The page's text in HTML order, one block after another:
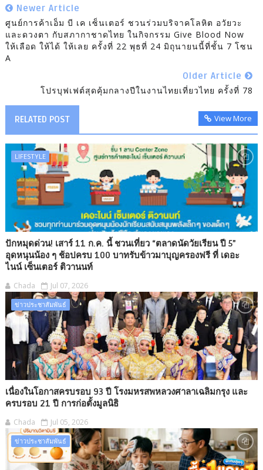
Newer Article
ศูนย์การค้าเอ็ม บี เค เซ็นเตอร์ ชวนร่วมบริจาคโลหิต อวัยวะ
และดวงตา กับสภากาชาดไทย ในกิจกรรม Give Blood Now
ให้เลือด ให้ได้ ให้เลย ครั้งที่ 22 พุธที่ 24 มิถุนายนนี้ที่ชั้น 7 โซน
A
Older Article
โปรบุฟเฟต์สุดคุ้มกลางปีในงานไทยเที่ยวไทย ครั้งที่ 78
RELATED POST View More
LIFESTYLE
ปักหมุดด่วน! เสาร์ 11 ก.ค. นี้ ชวนเที่ยว “ตลาดนัดวัยเรียน ปี 5”
อุดหนุนน้อง ๆ ช้อปครบ 100 บาทรับข้าวมาบุญครองฟรี ที่ เดอะ
ไนน์ เซ็นเตอร์ ติวานนท์
Chada Jul 07, 2026
ข่าวประชาสัมพันธ์
เนื่องในโอกาสครบรอบ 93 ปี โรงมหรสพหลวงศาลาเฉลิมกรุง และ
ครบรอบ 21 ปี การก่อตั้งมูลนิธิ
Chada Jul 05, 2026
ข่าวประชาสัมพันธ์